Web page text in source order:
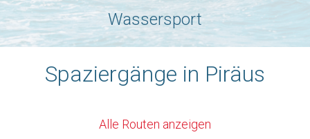
Wassersport
Spaziergänge in Piräus
Alle Routen anzeigen